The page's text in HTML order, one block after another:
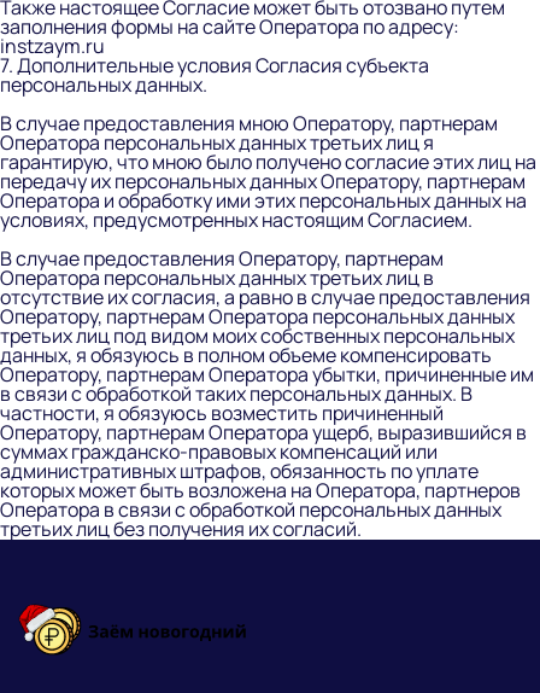
Также настоящее Согласие может быть отозвано путем
заполнения формы на сайте Оператора по адресу:
instzaym.ru
7. Дополнительные условия Согласия субъекта
персональных данных.
В случае предоставления мною Оператору, партнерам
Оператора персональных данных третьих лиц я
гарантирую, что мною было получено согласие этих лиц на
передачу их персональных данных Оператору, партнерам
Оператора и обработку ими этих персональных данных на
условиях, предусмотренных настоящим Согласием.
В случае предоставления Оператору, партнерам
Оператора персональных данных третьих лиц в
отсутствие их согласия, а равно в случае предоставления
Оператору, партнерам Оператора персональных данных
третьих лиц под видом моих собственных персональных
данных, я обязуюсь в полном объеме компенсировать
Оператору, партнерам Оператора убытки, причиненные им
в связи с обработкой таких персональных данных. В
частности, я обязуюсь возместить причиненный
Оператору, партнерам Оператора ущерб, выразившийся в
суммах гражданско-правовых компенсаций или
административных штрафов, обязанность по уплате
которых может быть возложена на Оператора, партнеров
Оператора в связи с обработкой персональных данных
третьих лиц без получения их согласий.